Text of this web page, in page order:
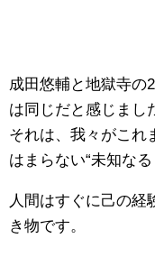
成田悠輔と地獄寺の
は同じだと感じまし
それは、我々がこれ
はまらない“未知なる
人間はすぐに己の経
き物です。